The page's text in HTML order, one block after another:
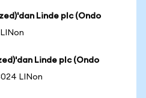
Linde plc (Ondo
Linde plc (Ondo
LINon